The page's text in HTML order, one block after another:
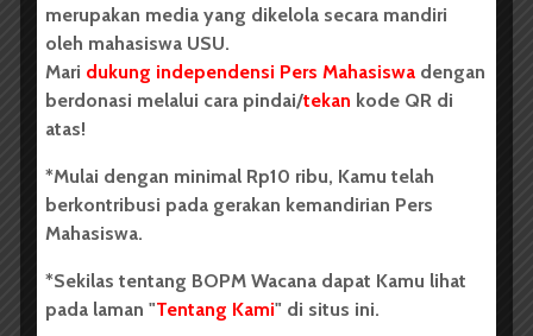
”Hei, Arab, sudah pernah baca buku ini?” Ren
memberi aku sebuah buku tanpa sampul, hanya
bertuliskanSejarah Kelam dari Barak Afghanistan.
Menarik, pikirku. Kuputuskan untuk membelinya dari
toko buku usang ini.
Setelah membayar beberapa puluh ribu rupiah, kami
melenggang keluar. Ren membonceng aku pulang
naik motor bebek yang dia beri nama Ken.
”Yakin kau tak mau singgah?” ujarku setelah kami tiba
di depan rumahku. ”Aku baru beli camilan kemarin.”
merupakan media yang dikelola secara mandiri
oleh mahasiswa USU.
Mari dukung independensi Pers Mahasiswa dengan
berdonasi melalui cara pindai/tekan kode QR di
atas!
*Mulai dengan minimal Rp10 ribu, Kamu telah
berkontribusi pada gerakan kemandirian Pers
Mahasiswa.
*Sekilas tentang BOPM Wacana dapat Kamu lihat
pada laman "Tentang Kami" di situs ini.